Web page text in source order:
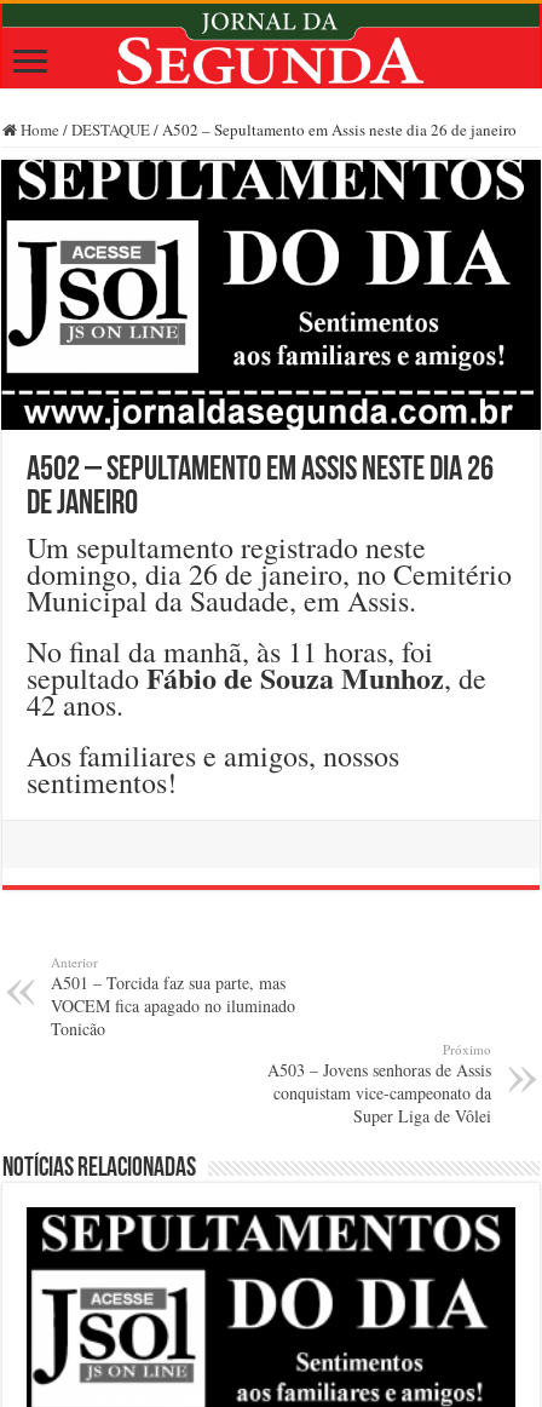
Home /DESTAQUE/A502 – Sepultamento em Assis neste dia 26 de janeiro
A502 – Sepultamento em Assis neste dia 26
de janeiro
Um sepultamento registrado neste
domingo, dia 26 de janeiro, no Cemitério
Municipal da Saudade, em Assis.
No final da manhã, às 11 horas, foi
sepultadoFábio de Souza Munhoz, de
42 anos.
Aos familiares e amigos, nossos
sentimentos!
Anterior
A501 – Torcida faz sua parte, mas
VOCEM fica apagado no iluminado
Tonicão
Próximo
A503 – Jovens senhoras de Assis
conquistam vice-campeonato da
Super Liga de Vôlei
Notícias relacionadas